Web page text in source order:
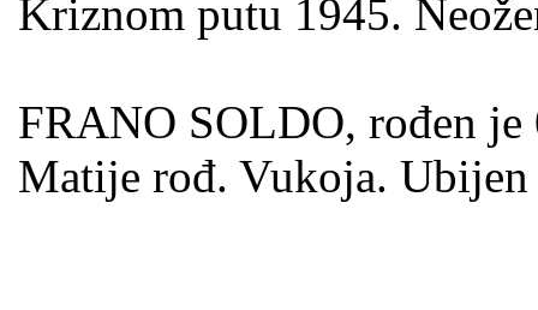
Kriznom putu 1945.
FRANO SOLDO, rođen
Matije rođ. Vukoja.